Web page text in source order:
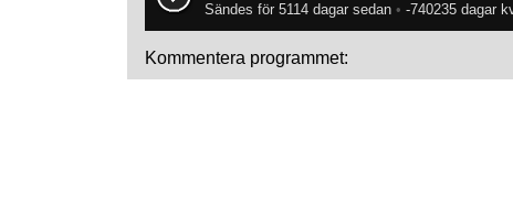
Sändes för 5114 dagar sedan • -740235 dagar
Kommentera programmet: